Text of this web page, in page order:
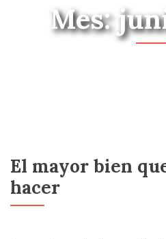
Mes:
El mayor bien
hacer